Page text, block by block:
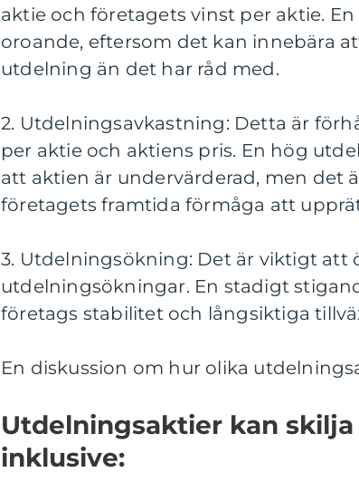
aktie och företagets vinst per aktie.
oroande, eftersom det kan innebära
utdelning än det har råd med.
2. Utdelningsavkastning: Detta är
per aktie och aktiens pris. En hög
att aktien är undervärderad, men det
företagets framtida förmåga att
3. Utdelningsökning: Det är viktigt att
utdelningsökningar. En stadigt
företags stabilitet och långsiktiga
En diskussion om hur olika
Utdelningsaktier kan
inklusive: